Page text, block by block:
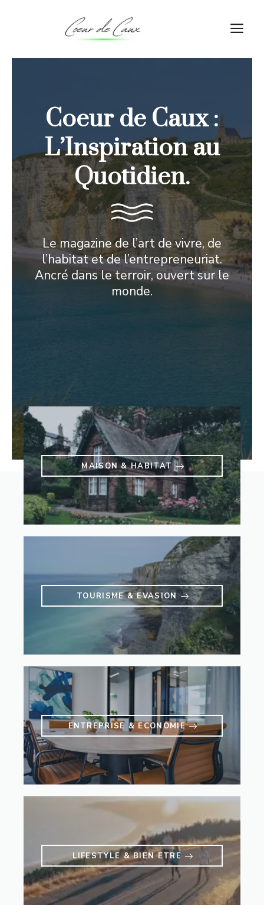
Coeur de Caux :
L’Inspiration au
Quotidien.
Le magazine de l’art de vivre, de
l’habitat et de l’entrepreneuriat.
Ancré dans le terroir, ouvert sur le
monde.
MAISON & HABITAT
TOURISME & EVASION
ENTREPRISE & ECONOMIE
LIFESTYLE & BIEN ETRE